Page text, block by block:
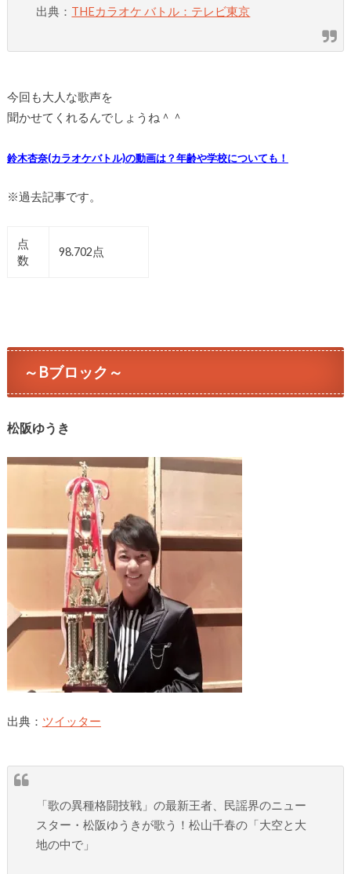
出典： THEカラオケ バトル：テレビ東京
今回も大人な歌声を
聞かせてくれるんでしょうね＾＾
鈴木杏奈(カラオケバトル)の動画は？年齢や学校についても！
※過去記事です。
点
数
98.702点
～Bブロック～
松阪ゆうき
出典： ツイッター
「歌の異種格闘技戦」の最新王者、民謡界のニュー
スター・松阪ゆうきが歌う！松山千春の「大空と大
地の中で」